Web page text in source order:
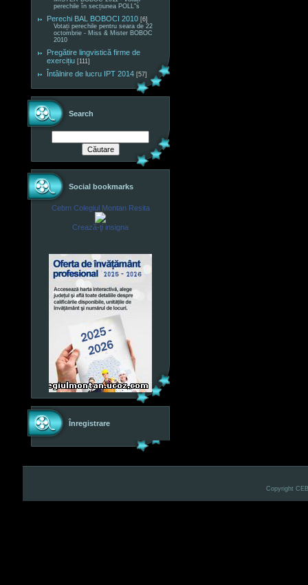
perechile în secțiunea POLL"s
Perechi BAL BOBOCI 2010 [6]
Votați perechile pentru seara de 22
octombrie - Miss & Mister BOBOC
2010
Pregătire lingvistică firme de
exercițiu [111]
Întâlnire de lucru IPT 2014 [57]
Search
Social bookmarks
Cebm Colegiul Montan Resita
Crează-ţi insigna
Înregistrare
Copyright